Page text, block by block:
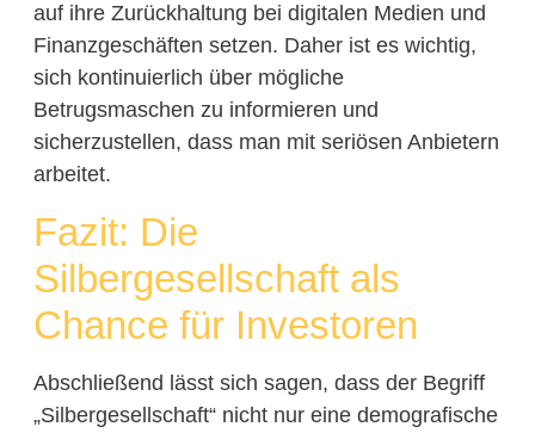
auf ihre Zurückhaltung bei digitalen Medien und
Finanzgeschäften setzen. Daher ist es wichtig,
sich kontinuierlich über mögliche
Betrugsmaschen zu informieren und
sicherzustellen, dass man mit seriösen Anbietern
arbeitet.
Fazit: Die
Silbergesellschaft als
Chance für Investoren
Abschließend lässt sich sagen, dass der Begriff
„Silbergesellschaft“ nicht nur eine demografische